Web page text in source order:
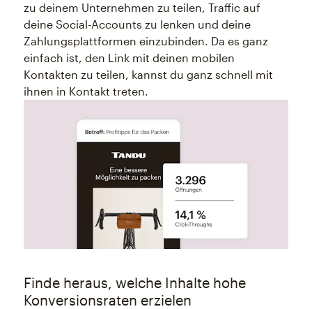
zu deinem Unternehmen zu teilen, Traffic auf
deine Social-Accounts zu lenken und deine
Zahlungsplattformen einzubinden. Da es ganz
einfach ist, den Link mit deinen mobilen
Kontakten zu teilen, kannst du ganz schnell mit
ihnen in Kontakt treten.
Finde heraus, welche Inhalte hohe
Konversionsraten erzielen